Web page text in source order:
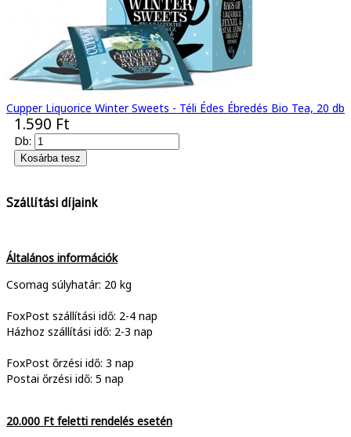
Cupper Liquorice Winter Sweets - Téli Édes Ébredés Bio Tea, 20 db
1.590 Ft
Db:
Szállítási díjaink
Általános információk
Csomag súlyhatár: 20 kg
FoxPost szállítási idő: 2-4 nap
Házhoz szállítási idő: 2-3 nap
FoxPost őrzési idő: 3 nap
Postai őrzési idő: 5 nap
20.000 Ft feletti rendelés esetén